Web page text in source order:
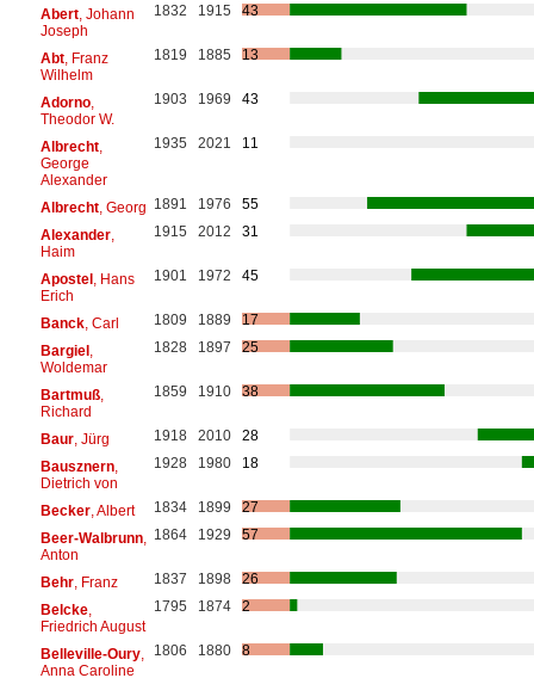
Abert, Johann
Joseph
1832 1915 43
Abt, Franz
Wilhelm
1819 1885 13
Adorno,
Theodor W.
1903 1969 43
Albrecht,
George
Alexander
1935 2021 11
Albrecht, Georg 1891 1976
55
Alexander,
Haim
1915 2012 31
Apostel, Hans
Erich
1901 1972 45
Banck, Carl 1809 1889
17
Bargiel,
Woldemar
1828 1897 25
Bartmuß,
Richard
1859 1910 38
Baur, Jürg 1918 2010
28
Bausznern,
Dietrich von
1928 1980 18
Becker, Albert 1834 1899
27
Beer-Walbrunn,
Anton
1864 1929 57
Behr, Franz 1837 1898
26
Belcke,
Friedrich August
1795 1874 2
Belleville-Oury,
Anna Caroline
1806 1880 8